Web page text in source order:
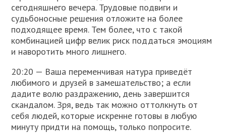
сегодняшнего вечера. Трудовые подвиги и
судьбоносные решения отложите на более
подходящее время. Тем более, что с такой
комбинацией цифр велик риск поддаться эмоциям
и наворотить много лишнего.
20:20 — Ваша переменчивая натура приведёт
любимого и друзей в замешательство; а если
дадите волю раздражению, день завершится
скандалом. Зря, ведь так можно оттолкнуть от
себя людей, которые искренне готовы в любую
минуту придти на помощь, только попросите.